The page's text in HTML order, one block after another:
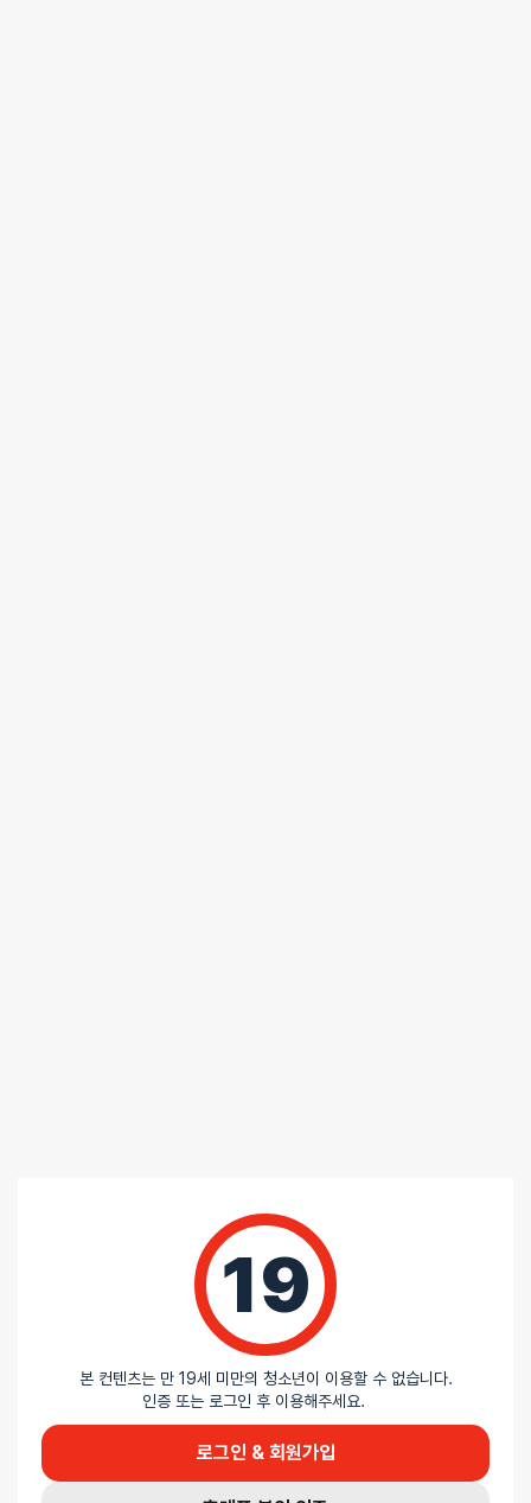
19
본 컨텐츠는 만 19세 미만의 청소년이 이용할 수 없습니다.
인증 또는 로그인 후 이용해주세요.
로그인 & 회원가입